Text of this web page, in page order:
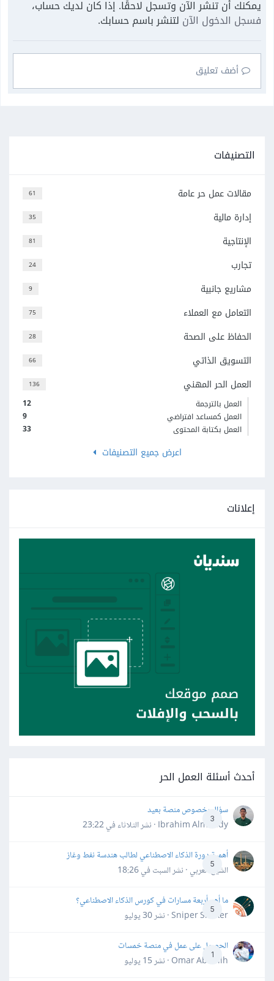
يمكنك أن تنشر الآن وتسجل لاحقًا. إذا كان لديك حساب،
فسجل الدخول الآن لتنشر باسم حسابك.
أضف تعليق
التصنيفات
61 مقالات عمل حر عامة
35 إدارة مالية
81 الإنتاجية
24 تجارب
9 مشاريع جانبية
75 التعامل مع العملاء
28 الحفاظ على الصحة
66 التسويق الذاتي
136 العمل الحر المهني
12
العمل بالترجمة
9
العمل كمساعد افتراضي
33
العمل بكتابة المحتوى
اعرض جميع التصنيفات
إعلانات
أحدث أسئلة العمل الحر
3
سؤال بخصوص منصة بعيد
Ibrahim Almahdy · نشر
الثلاثاء في 23:22
5
أهمية دورة الذكاء الاصطناعي لطالب هندسة نفط وغاز
الشيخ العربي · نشرالسبت في 18:26
5
ما أهم أربعة مسارات في كورس الذكاء الاصطناعي؟
Sniper Shaker · نشر
30 يوليو
1
الحصول على عمل في منصة خمسات
Omar Abdallh · نشر
15 يوليو